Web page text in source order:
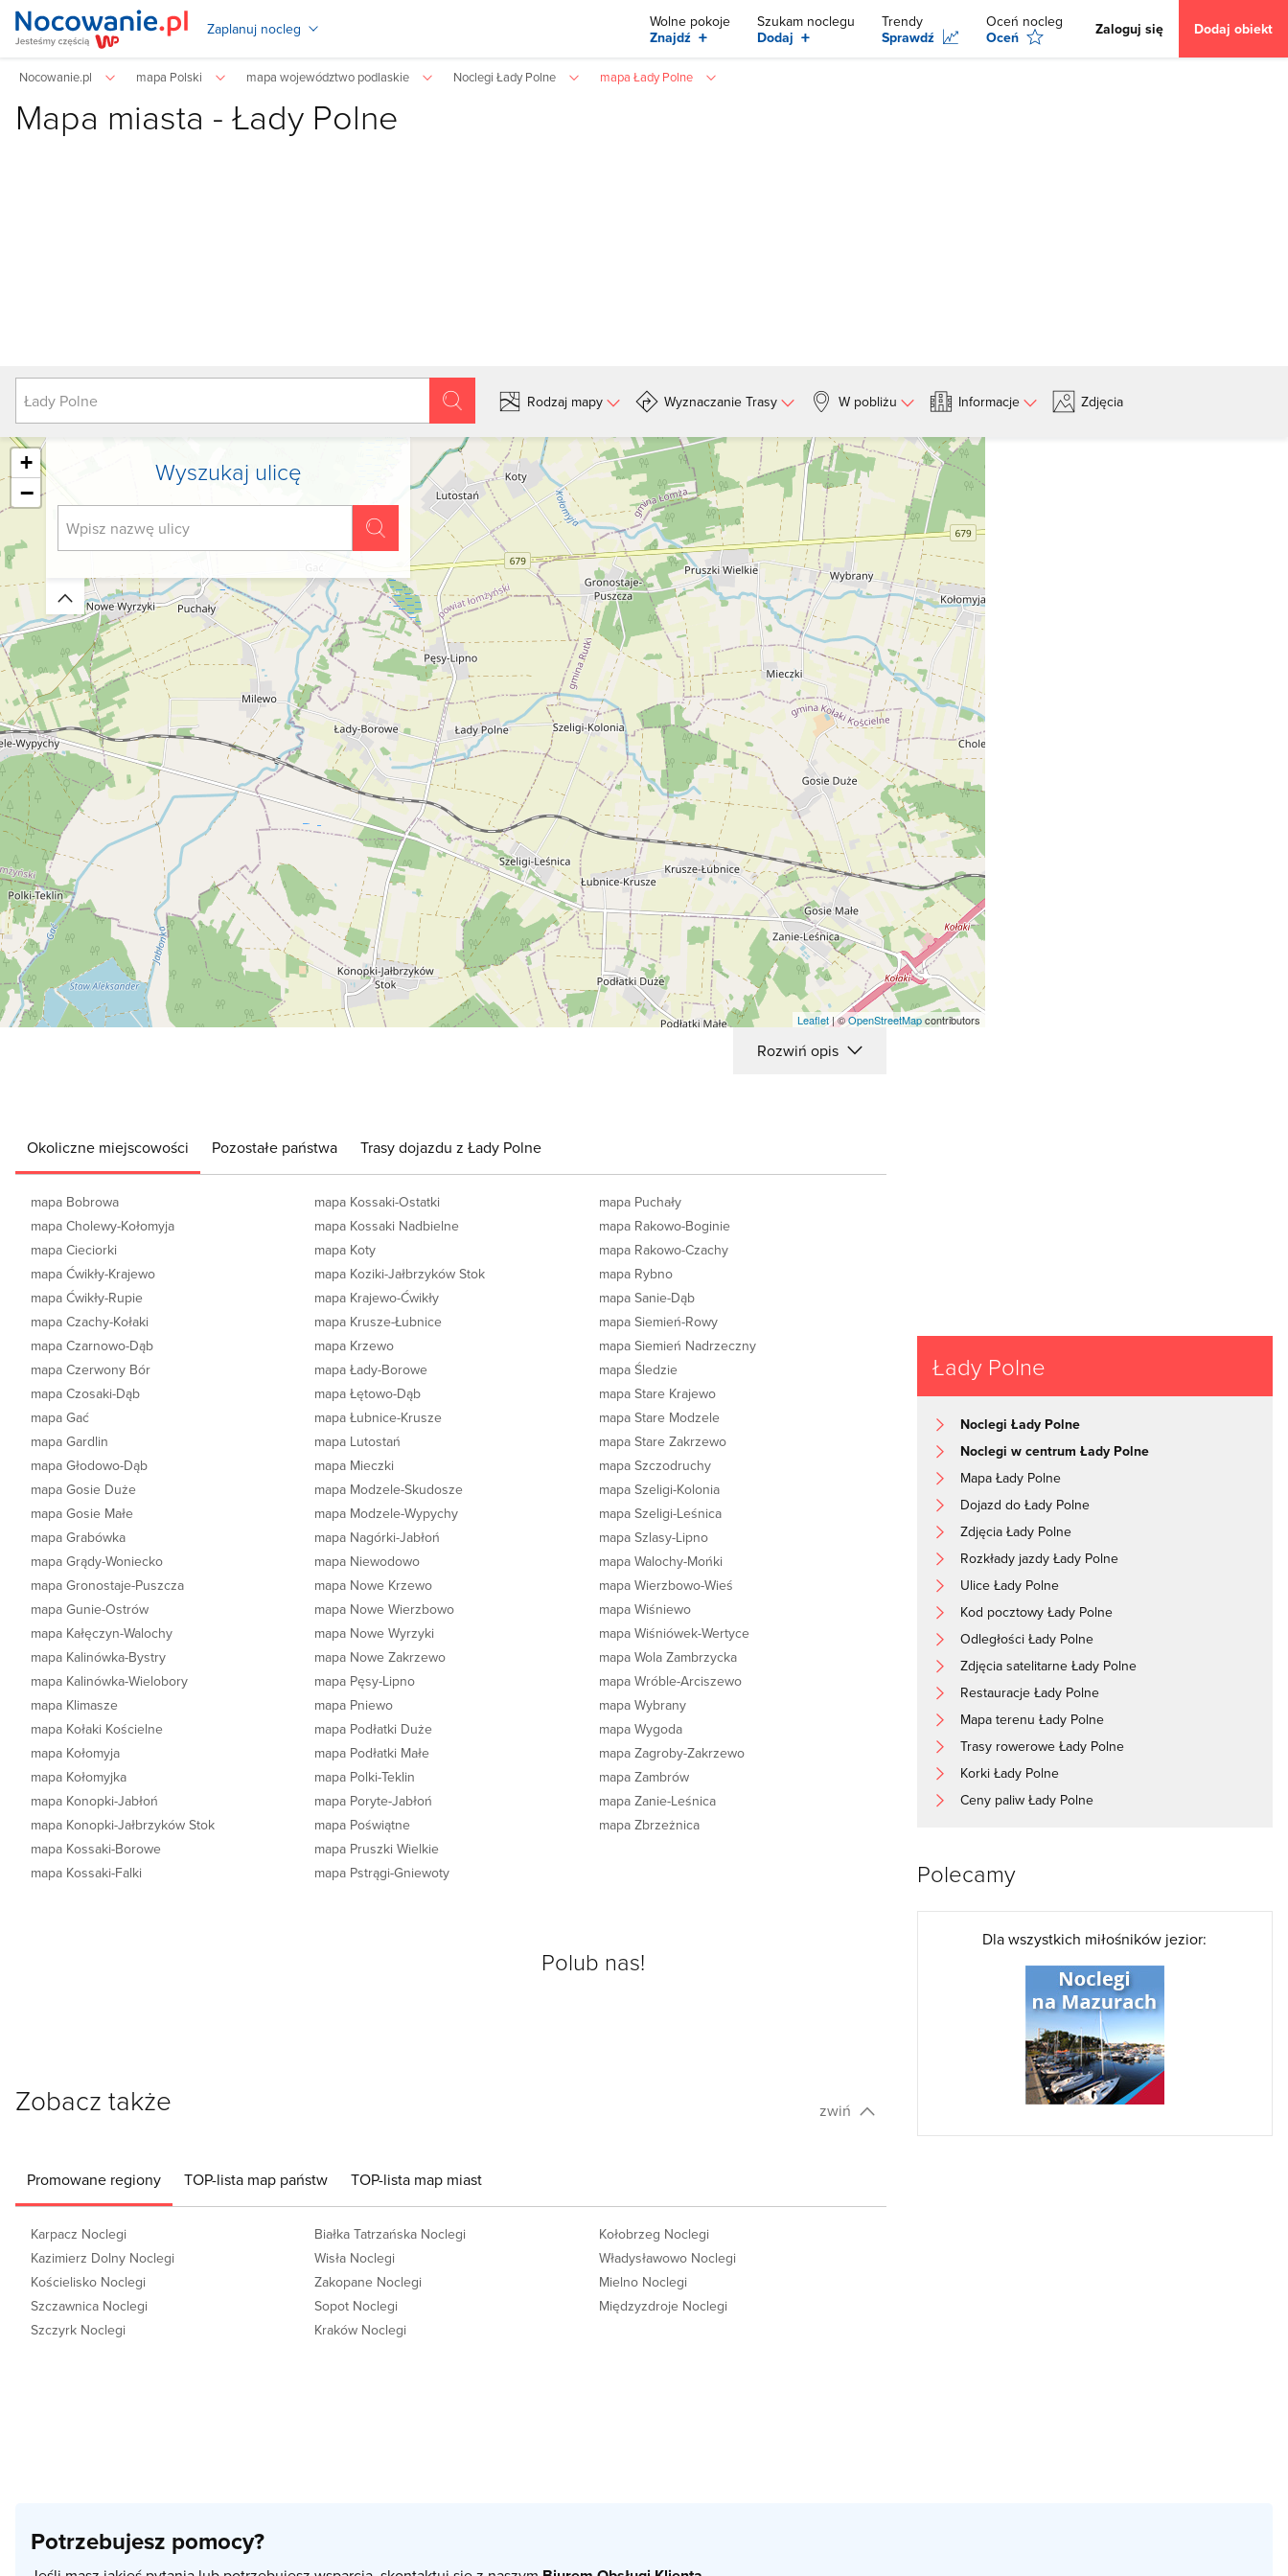
Zaplanuj nocleg
Wolne pokoje
Znajdź +
Szukam noclegu
Dodaj +
Trendy
Sprawdź
Oceń nocleg
Oceń
Zaloguj się Dodaj obiekt
Nocowanie.pl mapa Polski mapa województwo podlaskie Noclegi Łady Polne mapa Łady Polne
Mapa miasta - Łady Polne
Szukaj
Rodzaj mapy Wyznaczanie Trasy W pobliżu Informacje Zdjęcia
Wyszukaj ulicę
Szukaj
Zwiń/rozwiń
+
−
Leaflet | ©OpenStreetMapcontributors
Rozwiń opis
Okoliczne miejscowości Pozostałe państwa Trasy dojazdu z Łady Polne
mapa Bobrowa
mapa Cholewy-Kołomyja
mapa Cieciorki
mapa Ćwikły-Krajewo
mapa Ćwikły-Rupie
mapa Czachy-Kołaki
mapa Czarnowo-Dąb
mapa Czerwony Bór
mapa Czosaki-Dąb
mapa Gać
mapa Gardlin
mapa Głodowo-Dąb
mapa Gosie Duże
mapa Gosie Małe
mapa Grabówka
mapa Grądy-Woniecko
mapa Gronostaje-Puszcza
mapa Gunie-Ostrów
mapa Kałęczyn-Walochy
mapa Kalinówka-Bystry
mapa Kalinówka-Wielobory
mapa Klimasze
mapa Kołaki Kościelne
mapa Kołomyja
mapa Kołomyjka
mapa Konopki-Jabłoń
mapa Konopki-Jałbrzyków Stok
mapa Kossaki-Borowe
mapa Kossaki-Falki
mapa Kossaki-Ostatki
mapa Kossaki Nadbielne
mapa Koty
mapa Koziki-Jałbrzyków Stok
mapa Krajewo-Ćwikły
mapa Krusze-Łubnice
mapa Krzewo
mapa Łady-Borowe
mapa Łętowo-Dąb
mapa Łubnice-Krusze
mapa Lutostań
mapa Mieczki
mapa Modzele-Skudosze
mapa Modzele-Wypychy
mapa Nagórki-Jabłoń
mapa Niewodowo
mapa Nowe Krzewo
mapa Nowe Wierzbowo
mapa Nowe Wyrzyki
mapa Nowe Zakrzewo
mapa Pęsy-Lipno
mapa Pniewo
mapa Podłatki Duże
mapa Podłatki Małe
mapa Polki-Teklin
mapa Poryte-Jabłoń
mapa Poświątne
mapa Pruszki Wielkie
mapa Pstrągi-Gniewoty
mapa Puchały
mapa Rakowo-Boginie
mapa Rakowo-Czachy
mapa Rybno
mapa Sanie-Dąb
mapa Siemień-Rowy
mapa Siemień Nadrzeczny
mapa Śledzie
mapa Stare Krajewo
mapa Stare Modzele
mapa Stare Zakrzewo
mapa Szczodruchy
mapa Szeligi-Kolonia
mapa Szeligi-Leśnica
mapa Szlasy-Lipno
mapa Walochy-Mońki
mapa Wierzbowo-Wieś
mapa Wiśniewo
mapa Wiśniówek-Wertyce
mapa Wola Zambrzycka
mapa Wróble-Arciszewo
mapa Wybrany
mapa Wygoda
mapa Zagroby-Zakrzewo
mapa Zambrów
mapa Zanie-Leśnica
mapa Zbrzeżnica
Polub nas!
Zobacz także zwiń
Promowane regiony TOP-lista map państw TOP-lista map miast
Karpacz Noclegi
Kazimierz Dolny Noclegi
Kościelisko Noclegi
Szczawnica Noclegi
Szczyrk Noclegi
Białka Tatrzańska Noclegi
Wisła Noclegi
Zakopane Noclegi
Sopot Noclegi
Kraków Noclegi
Kołobrzeg Noclegi
Władysławowo Noclegi
Mielno Noclegi
Międzyzdroje Noclegi
Łady Polne
Noclegi Łady Polne
Noclegi w centrum Łady Polne
Mapa Łady Polne
Dojazd do Łady Polne
Zdjęcia Łady Polne
Rozkłady jazdy Łady Polne
Ulice Łady Polne
Kod pocztowy Łady Polne
Odległości Łady Polne
Zdjęcia satelitarne Łady Polne
Restauracje Łady Polne
Mapa terenu Łady Polne
Trasy rowerowe Łady Polne
Korki Łady Polne
Ceny paliw Łady Polne
Polecamy
Dla wszystkich miłośników jezior:
Potrzebujesz pomocy?